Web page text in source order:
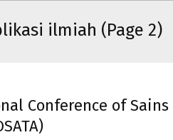
ilmiah (Page 2)
Conference of Sains